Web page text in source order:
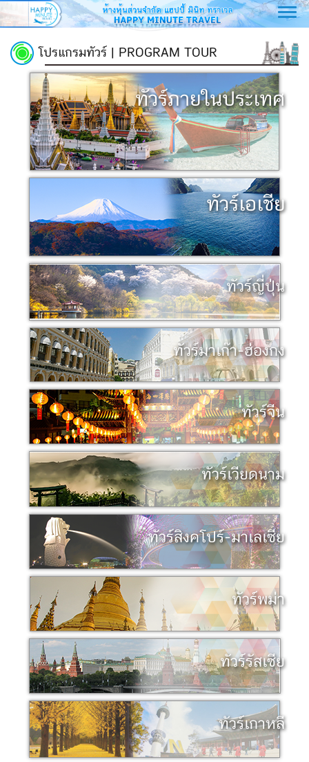
โปรแกรมทัวร์ | PROGRAM TOUR
ทัวร์ภายในประเทศ
ทัวร์เอเชีย
ทัวร์ญี่ปุ่น
ทัวร์มาเก๊า-ฮ่องกง
ทัวร์จีน
ทัวร์เวียดนาม
ทัวร์สิงคโปร์-มาเลเซีย
ทัวร์พม่า
ทัวร์รัสเซีย
ทัวร์เกาหลี